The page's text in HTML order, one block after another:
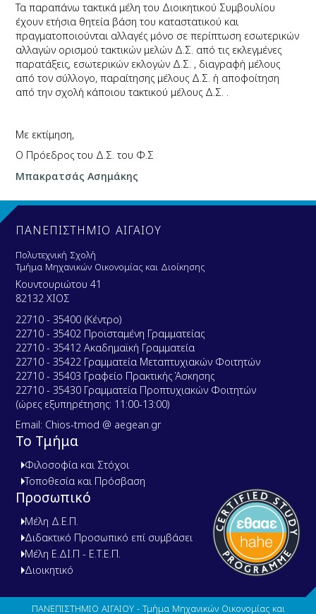
Τα παραπάνω τακτικά μέλη του Διοικητικού Συμβουλίου
έχουν ετήσια θητεία βάση του καταστατικού και
πραγματοποιούνται αλλαγές μόνο σε περίπτωση εσωτερικών
αλλαγών ορισμού τακτικών μελών Δ.Σ. από τις εκλεγμένες
παρατάξεις, εσωτερικών εκλογών Δ.Σ. , διαγραφή μέλους
από τον σύλλογο, παραίτησης μέλους Δ.Σ. ή αποφοίτηση
από την σχολή κάποιου τακτικού μέλους Δ.Σ. .
Με εκτίμηση,
Ο Πρόεδρος του Δ.Σ. του Φ.Σ
Μπακρατσάς Ασημάκης
ΠΑΝΕΠΙΣΤΗΜΙΟ ΑΙΓΑΙΟΥ
Πολυτεχνική Σχολή
Τμήμα Μηχανικών Οικονομίας και Διοίκησης
Κουντουριώτου 41
82132 ΧΙΟΣ
22710 - 35400 (Κέντρο)
22710 - 35402 Προϊσταμένη Γραμματείας
22710 - 35412 Ακαδημαϊκή Γραμματεία
22710 - 35422 Γραμματεία Μεταπτυχιακών Φοιτητών
22710 - 35403 Γραφείο Πρακτικής Άσκησης
22710 - 35430 Γραμματεία Προπτυχιακών Φοιτητών
(ώρες εξυπηρέτησης: 11:00-13:00)
Email: Chios-tmod @ aegean.gr
Το Τμήμα
Φιλοσοφία και Στόχοι
Τοποθεσία και Πρόσβαση
Προσωπικό
Μέλη Δ.Ε.Π.
Διδακτικό Προσωπικό επί συμβάσει
Μέλη Ε.ΔΙ.Π - Ε.Τ.Ε.Π.
Διοικητικό
ΠΑΝΕΠΙΣΤΗΜΙΟ ΑΙΓΑΙΟΥ - Τμήμα Μηχανικών Οικονομίας και